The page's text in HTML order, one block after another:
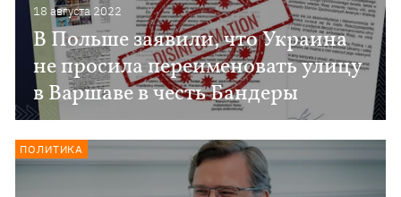
18 августа 2022
В Польше заявили, что Украина
не просила переименовать улицу
в Варшаве в честь Бандеры
ПОЛИТИКА